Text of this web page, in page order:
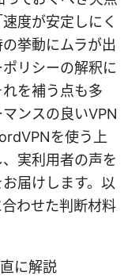
度が安定しにく
挙動にムラが出
リシーの解釈に
を補う点も多
ンスの良いVPN
を使う上
実利用者の声を
届けします。以
わせた判断材料
に解説